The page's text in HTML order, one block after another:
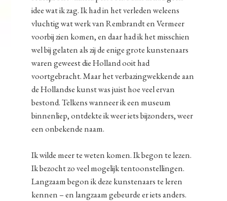
idee wat ik zag. Ik had in het verleden weleens
vluchtig wat werk van Rembrandt en Vermeer
voorbij zien komen, en daar had ik het misschien
wel bij gelaten als zij de enige grote kunstenaars
waren geweest die Holland ooit had
voortgebracht. Maar het verbazingwekkende aan
de Hollandse kunst was juist hoe veel ervan
bestond. Telkens wanneer ik een museum
binnenliep, ontdekte ik weer iets bijzonders, weer
een onbekende naam.
Ik wilde meer te weten komen. Ik begon te lezen.
Ik bezocht zo veel mogelijk tentoonstellingen.
Langzaam begon ik deze kunstenaars te leren
kennen – en langzaam gebeurde er iets anders.